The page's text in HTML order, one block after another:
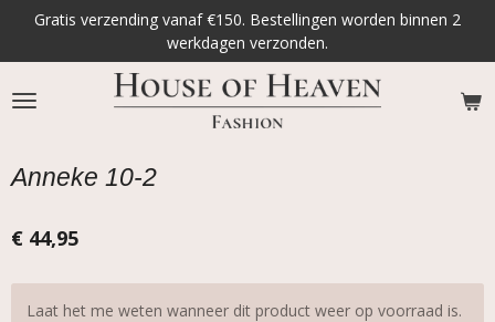
naar
de
hoofdinhoud
Gratis verzending vanaf €150. Bestellingen worden binnen 2
werkdagen verzonden.
Anneke 10-2
€ 44,95
Laat het me weten wanneer dit product weer op voorraad is.